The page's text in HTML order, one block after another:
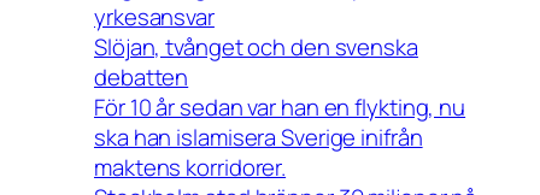
yrkesansvar
Slöjan, tvånget och den svenska
debatten
För 10 år sedan var han en flykting, nu
ska han islamisera Sverige inifrån
maktens korridorer.